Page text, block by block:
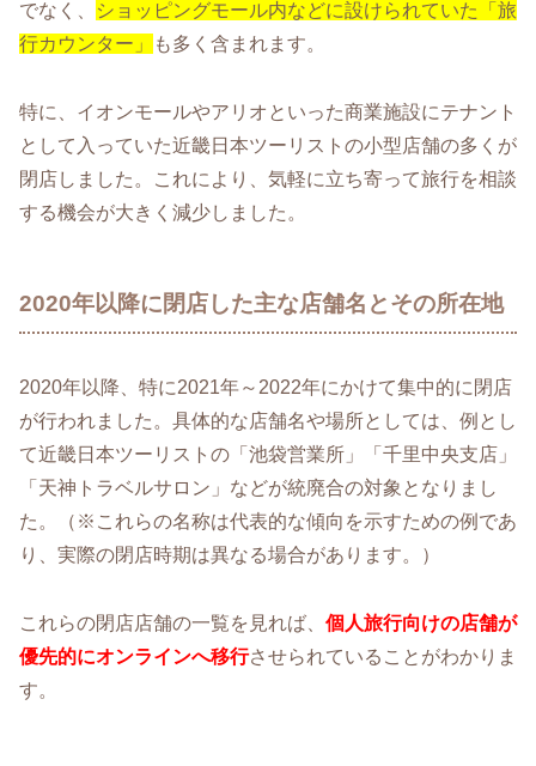
でなく、
ショッピングモール内などに設けられていた「旅
行カウンター」
も多く含まれます。
特に、イオンモールやアリオといった商業施設にテナント
として入っていた近畿日本ツーリストの小型店舗の多くが
閉店しました。これにより、気軽に立ち寄って旅行を相談
する機会が大きく減少しました。
2020年以降に閉店した主な店舗名とその所在地
2020年以降、特に2021年～2022年にかけて集中的に閉店
が行われました。具体的な店舗名や場所としては、例とし
て近畿日本ツーリストの「池袋営業所」「千里中央支店」
「天神トラベルサロン」などが統廃合の対象となりまし
た。（※これらの名称は代表的な傾向を示すための例であ
り、実際の閉店時期は異なる場合があります。）
これらの閉店店舗の一覧を見れば、 個人旅行向けの店舗が
優先的にオンラインへ移行させられていることがわかりま
す。